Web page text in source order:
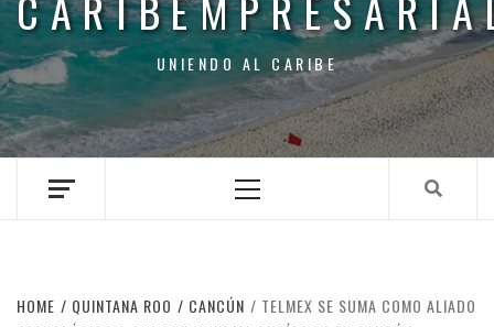
UNIENDO AL CARIBE
Menu
HOME QUINTANA ROO CANCÚN
TELMEX SE SUMA COMO ALIADO